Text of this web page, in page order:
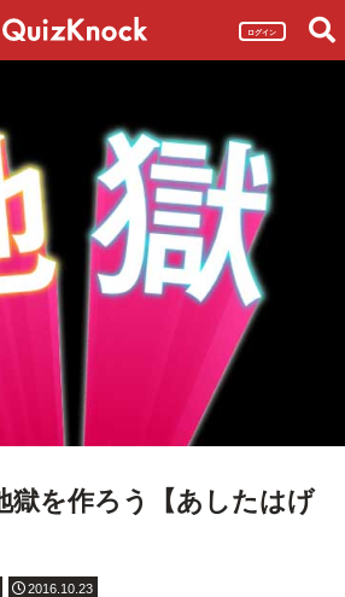
ログイン
獄を作ろう【あしたはげ
2016.10.23